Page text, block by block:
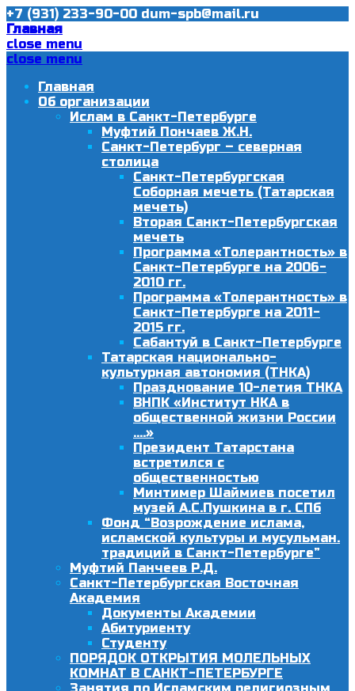
+7 (931) 233-90-00 dum-spb@mail.ru
Главная
close menu
close menu
Главная
Об организации
Ислам в Санкт-Петербурге
Муфтий Пончаев Ж.Н.
Санкт-Петербург – северная
столица
Санкт-Петербургская
Соборная мечеть (Татарская
мечеть)
Вторая Санкт-Петербургская
мечеть
Программа «Толерантность» в
Санкт-Петербурге на 2006-
2010 гг.
Программа «Толерантность» в
Санкт-Петербурге на 2011-
2015 гг.
Сабантуй в Санкт-Петербурге
Татарская национально-
культурная автономия (ТНКА)
Празднование 10-летия ТНКА
ВНПК «Институт НКА в
общественной жизни России
….»
Президент Татарстана
встретился с
общественностью
Минтимер Шаймиев посетил
музей А.С.Пушкина в г. СПб
Фонд “Возрождение ислама,
исламской культуры и мусульман.
традиций в Санкт-Петербурге”
Муфтий Панчеев Р.Д.
Санкт-Петербургская Восточная
Академия
Документы Академии
Абитуриенту
Студенту
ПОРЯДОК ОТКРЫТИЯ МОЛЕЛЬНЫХ
КОМНАТ В САНКТ-ПЕТЕРБУРГЕ